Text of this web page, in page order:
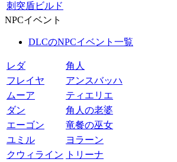
刺突盾ビルド
NPCイベント
DLCのNPCイベント一覧
レダ
角人
フレイヤ
アンスバッハ
ムーア
ティエリエ
ダン
角人の老婆
エーゴン
竜餐の巫女
ユミル
ヨラーン
クウィライン
トリーナ